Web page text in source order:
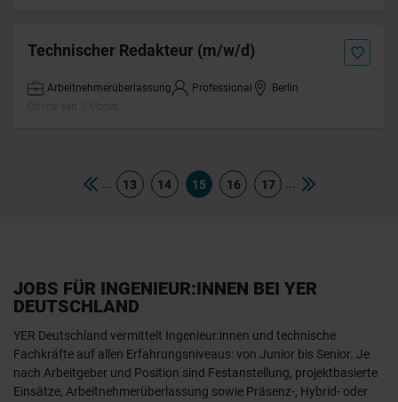
Technischer Redakteur (m/w/d)
Arbeitnehmerüberlassung Professional
Berlin
13 14 15 16 17
JOBS FÜR INGENIEUR:INNEN BEI YER
DEUTSCHLAND
YER Deutschland vermittelt Ingenieur:innen und technische
Fachkräfte auf allen Erfahrungsniveaus: von Junior bis Senior. Je
nach Arbeitgeber und Position sind Festanstellung, projektbasierte
Einsätze, Arbeitnehmerüberlassung sowie Präsenz-, Hybrid- oder